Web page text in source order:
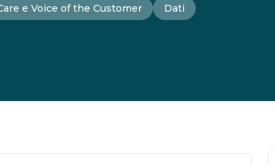
e Voice of the Customer Dati